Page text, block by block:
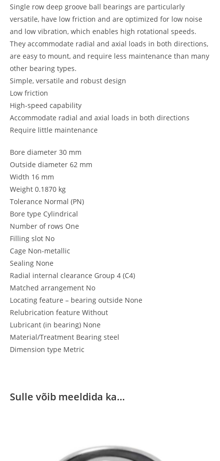
Single row deep groove ball bearings are particularly
versatile, have low friction and are optimized for low noise
and low vibration, which enables high rotational speeds.
They accommodate radial and axial loads in both directions,
are easy to mount, and require less maintenance than many
other bearing types.
Simple, versatile and robust design
Low friction
High-speed capability
Accommodate radial and axial loads in both directions
Require little maintenance
Bore diameter 30 mm
Outside diameter 62 mm
Width 16 mm
Weight 0.1870 kg
Tolerance Normal (PN)
Bore type Cylindrical
Number of rows One
Filling slot No
Cage Non-metallic
Sealing None
Radial internal clearance Group 4 (C4)
Matched arrangement No
Locating feature – bearing outside None
Relubrication feature Without
Lubricant (in bearing) None
Material/Treatment Bearing steel
Dimension type Metric
Sulle võib meeldida ka…